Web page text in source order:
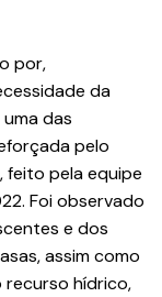
por,
da
das
pelo
feito pela equipe
Foi observado
e dos
assim como
recurso hídrico,